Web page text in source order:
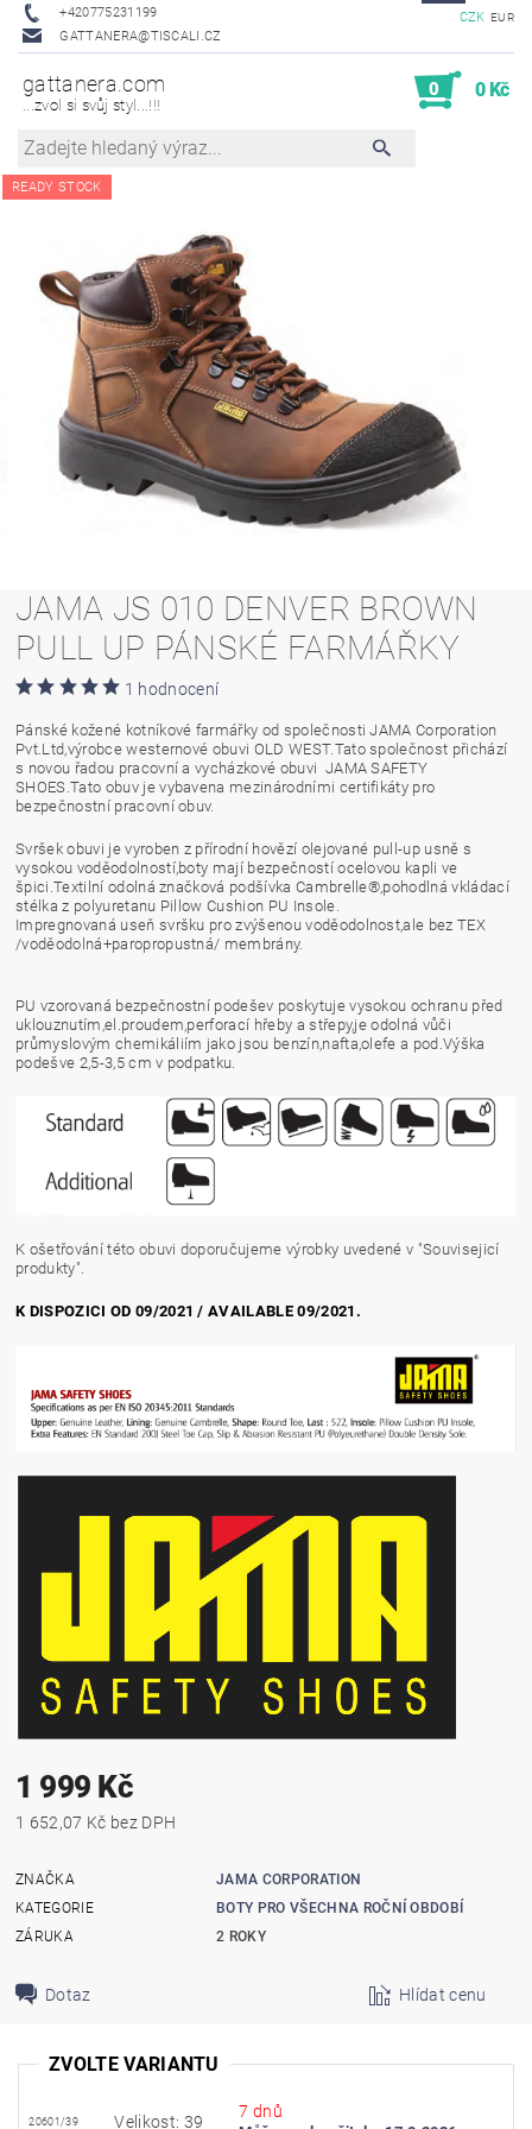
+420775231199
GATTANERA@TISCALI.CZ
CZK EUR
gattanera.com
...zvol si svůj styl...!!!
0 0 Kč
READY STOCK
JAMA JS 010 DENVER BROWN
PULL UP PÁNSKÉ FARMÁŘKY
1 hodnocení
Pánské kožené kotníkové farmářky od společnosti JAMA Corporation
Pvt.Ltd,výrobce westernové obuvi OLD WEST.Tato společnost přichází
s novou řadou pracovní a vycházkové obuvi JAMA SAFETY
SHOES.Tato obuv je vybavena mezinárodními certifikáty pro
bezpečnostní pracovní obuv.
Svršek obuvi je vyroben z přírodní hovězí olejované pull-up usně s
vysokou voděodolností,boty mají bezpečností ocelovou kapli ve
špici.Textilní odolná značková podšívka Cambrelle®,pohodlná vkládací
stélka z polyuretanu Pillow Cushion PU Insole.
Impregnovaná useň svršku pro zvýšenou voděodolnost,ale bez TEX
/voděodolná+paropropustná/ membrány.
PU vzorovaná bezpečnostní podešev poskytuje vysokou ochranu před
uklouznutím,el.proudem,perforací hřeby a střepy,je odolná vůči
průmyslovým chemikáliím jako jsou benzín,nafta,olefe a pod.Výška
podešve 2,5-3,5 cm v podpatku.
K ošetřování této obuvi doporučujeme výrobky uvedené v "Souvisejicí
produkty".
K DISPOZICI OD 09/2021 / AVAILABLE 09/2021.
1 999 Kč
1 652,07 Kč bez DPH
ZNAČKA
JAMA CORPORATION
KATEGORIE
BOTY PRO VŠECHNA ROČNÍ OBDOBÍ
ZÁRUKA
2 ROKY
Dotaz Hlídat cenu
ZVOLTE VARIANTU
20601/39 Velikost: 39
7 dnů